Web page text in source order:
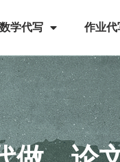
数学代写 作业代